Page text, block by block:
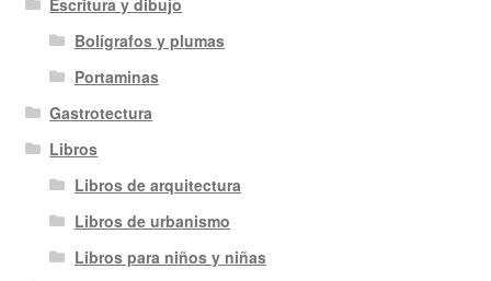
Escritura y dibujo
Bolígrafos y plumas
Portaminas
Gastrotectura
Libros
Libros de arquitectura
Libros de urbanismo
Libros para niños y niñas